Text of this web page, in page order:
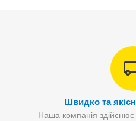
Швидко та
Наша компанія здійснює